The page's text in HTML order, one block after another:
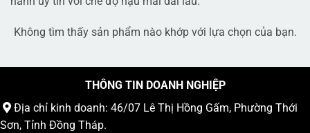
Không tìm thấy sản phẩm nào khớp với lựa chọn của bạn.
THÔNG TIN DOANH NGHIỆP
Địa chỉ kinh doanh: 46/07 Lê Thị Hồng Gấm, Phường Thới
Sơn, Tỉnh Đồng Tháp.